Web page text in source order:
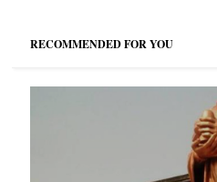
RECOMMENDED FOR YOU